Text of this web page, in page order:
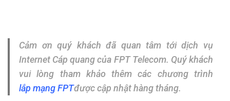
Cảm ơn quý khách đã quan tâm tới dịch vụ
Internet Cáp quang của FPT Telecom. Quý khách
vui lòng tham khảo thêm các chương trình
lắp mạng FPTđược cập nhật hàng tháng.